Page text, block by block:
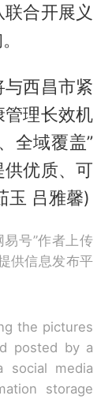
合开展义
西昌市紧
管理长效机
全域覆盖”
优质、可
玉 吕雅馨)
号”作者上传
供信息发布平
the pictures
posted by a
social media
storage